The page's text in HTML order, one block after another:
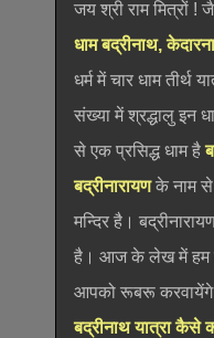
जय श्री राम मित्रों !
धाम बद्रीनाथ,
धर्म में चार धाम तीर्थ
संख्या में श्रद्धालु इन
से एक प्रसिद्ध धाम है
बद्रीनारायणके नाम से
मन्दिर है।
है। आज के लेख में हम
आपको रूबरू
बद्रीनाथ यात्रा कैसे